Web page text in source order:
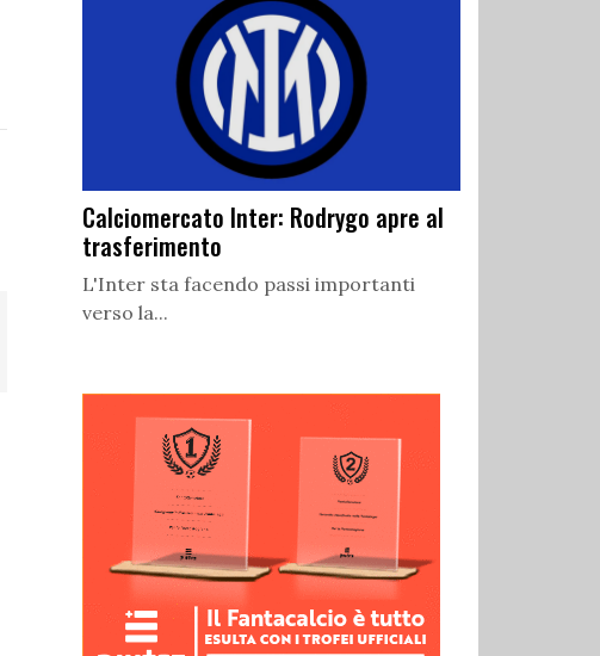
Calciomercato Inter: Rodrygo apre al
trasferimento
L'Inter sta facendo passi importanti
verso la...